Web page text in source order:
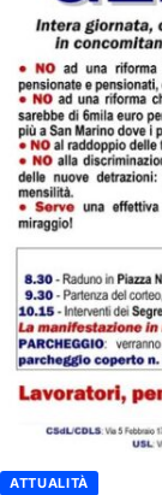
ATTUALITÀ